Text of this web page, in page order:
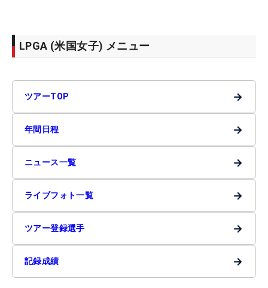
LPGA (米国女子) メニュー
ツアーTOP →
年間日程 →
ニュース一覧 →
ライブフォト一覧 →
ツアー登録選手 →
記録成績 →